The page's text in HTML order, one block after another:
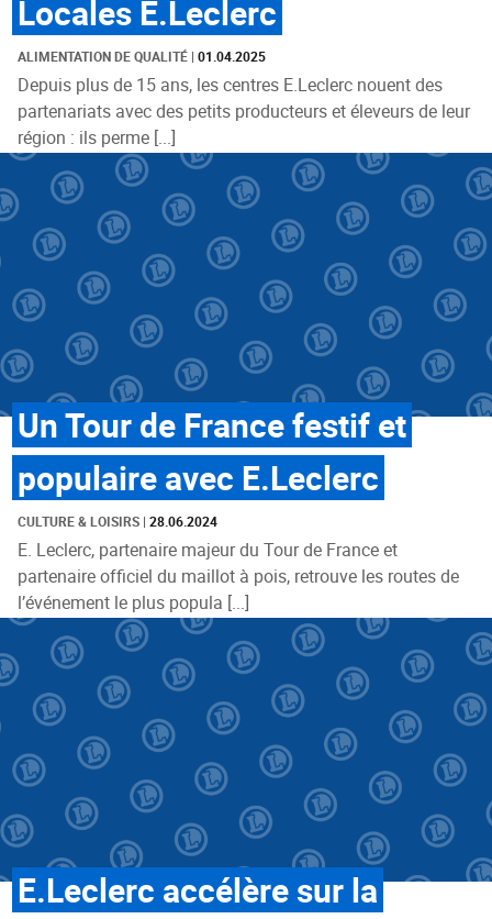
Locales E.Leclerc
ALIMENTATION DE QUALITÉ | 01.04.2025
Depuis plus de 15 ans, les centres E.Leclerc nouent des
partenariats avec des petits producteurs et éleveurs de leur
région : ils perme [...]
Un Tour de France festif et
populaire avec E.Leclerc
CULTURE & LOISIRS | 28.06.2024
E. Leclerc, partenaire majeur du Tour de France et
partenaire officiel du maillot à pois, retrouve les routes de
l’événement le plus popula [...]
E.Leclerc accélère sur la